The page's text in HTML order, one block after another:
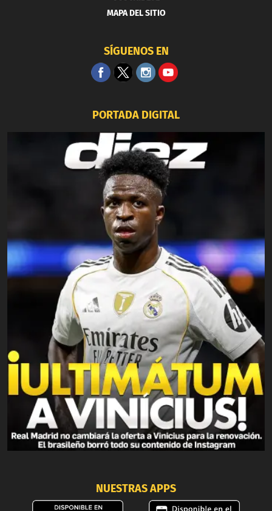
MAPA DEL SITIO
SÍGUENOS EN
PORTADA DIGITAL
NUESTRAS APPS